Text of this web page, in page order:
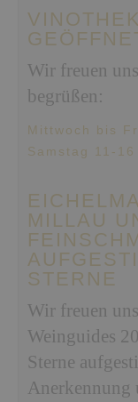
Wir freuen
begrüßen:
Mittwoch bis
Samstag 11-16
MILLAU
STERNE
Wir freuen
Weinguides
Sterne
Anerkennung